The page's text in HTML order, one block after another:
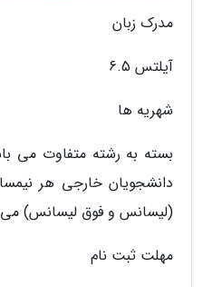
مدرک زبان
آیلتس 6.5
شهریه ها
بسته به رشته متفاوت می
(لیسانس و فوق لیسانس)
مهلت ثبت نام